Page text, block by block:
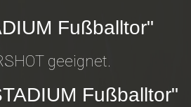
Fußballtor"
geeignet.
Fußballtor"